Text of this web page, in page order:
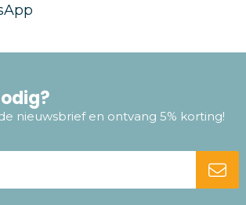
nieuwsbrief en ontvang 5% korting!